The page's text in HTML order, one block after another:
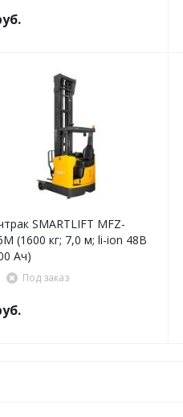
SMARTLIFT MFZ-
(1600 кг; 7,0 м; li-ion 48В
Ач)
Под заказ